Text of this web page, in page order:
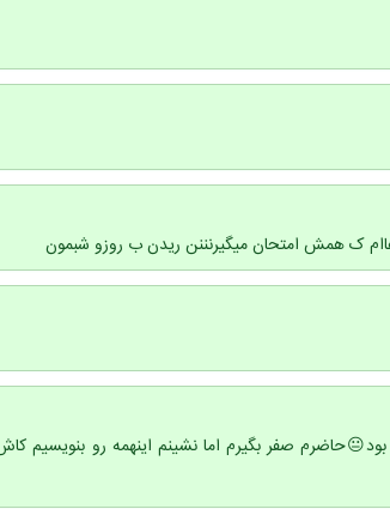
ک همش امتحان میگیرنننن ریدن ب روزو شبمون
صفر بگیرم اما نشینم اینهمه رو بنویسیم